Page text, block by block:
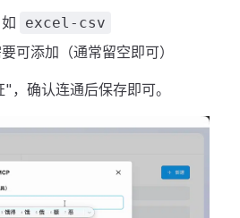
excel-csv
可添加（通常留空即可）
，确认连通后保存即可。